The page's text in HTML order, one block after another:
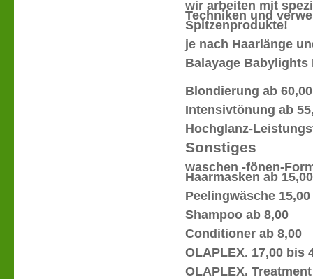
wir arbeiten mit
Techniken und
Spitzenprodukte!
je nach Haarlänge
Balayage Babylights
Blondierung ab 60,00
Intensivtönung ab
Hochglanz-
Sonstiges
waschen -fönen-
Haarmasken ab 15,00
Peelingwäsche 15,00
Shampoo ab 8,00
Conditioner ab 8,00
OLAPLEX. 17,00 bis
OLAPLEX.